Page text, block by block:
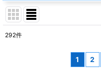
292件
1 2